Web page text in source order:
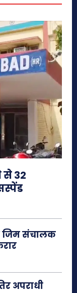
32
जिम संचालक
अपराधी